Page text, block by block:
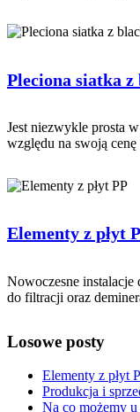
Pleciona siatka z
Jest niezwykle prosta
względu na swoją cenę
Elementy z płyt
Nowoczesne instalacje
do filtracji oraz
Losowe posty
Elementy z płyt
Produkcja i
Na co możemy